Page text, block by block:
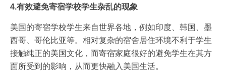
4.有效避免寄宿学校学生杂乱的现象
美国的寄宿学校学生来自世界各地，例如印度、韩国、墨
西哥、哥伦比亚等。相对复杂的宿舍居住环境不利于学生
接触纯正的美国文化，而寄宿家庭很好的避免学生在其方
面所受到的影响，从而更快融入美国生活。